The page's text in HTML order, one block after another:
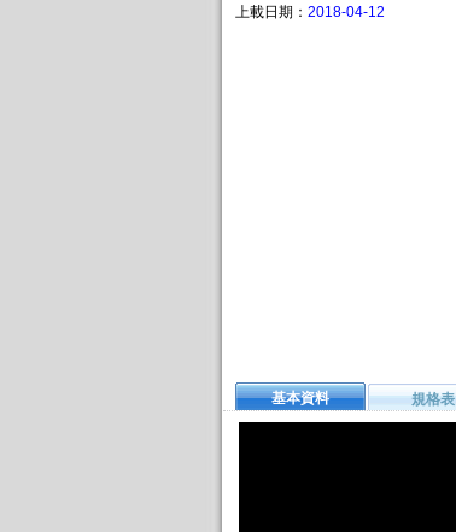
上載日期： 2018-04-12
基本資料 規格表